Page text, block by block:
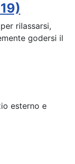
rilassarsi,
godersi il
esterno e